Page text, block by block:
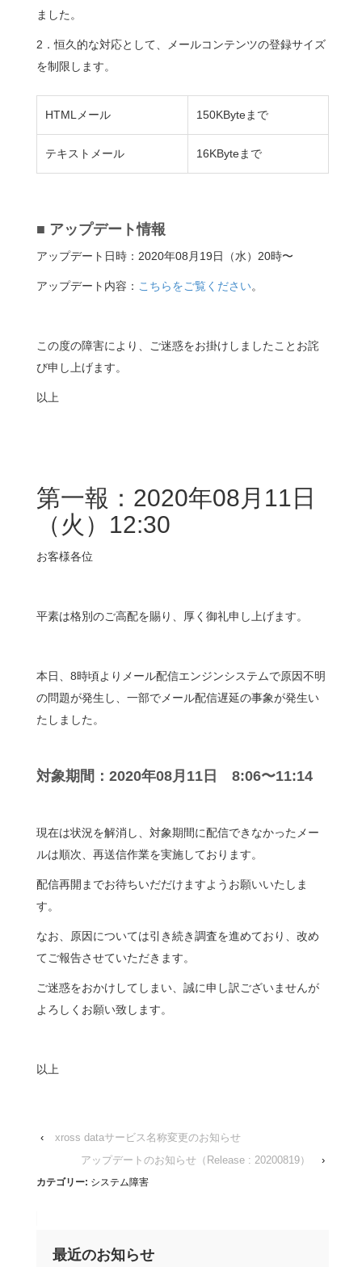
ました。
2．恒久的な対応として、メールコンテンツの登録サイズ
を制限します。
HTMLメール 150KByteまで
テキストメール 16KByteまで
■ アップデート情報
アップデート日時：2020年08月19日（水）20時〜
アップデート内容： こちらをご覧ください。
この度の障害により、ご迷惑をお掛けしましたことお詫
び申し上げます。
以上
第一報：2020年08月11日
（火）12:30
お客様各位
平素は格別のご高配を賜り、厚く御礼申し上げます。
本日、8時頃よりメール配信エンジンシステムで原因不明
の問題が発生し、一部でメール配信遅延の事象が発生い
たしました。
対象期間：2020年08月11日 8:06〜11:14
現在は状況を解消し、対象期間に配信できなかったメー
ルは順次、再送信作業を実施しております。
配信再開までお待ちいだだけますようお願いいたしま
す。
なお、原因については引き続き調査を進めており、改め
てご報告させていただきます。
ご迷惑をおかけしてしまい、誠に申し訳ございませんが
よろしくお願い致します。
以上
‹
xross dataサービス名称変更のお知らせ
アップデートのお知らせ（Release : 20200819）
›
カテゴリー: システム障害
最近のお知らせ